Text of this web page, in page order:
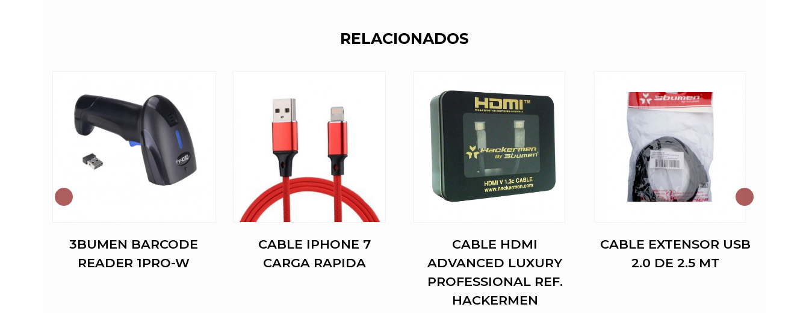
RELACIONADOS
3BUMEN BARCODE
READER 1PRO-W
CABLE IPHONE 7
CARGA RAPIDA
CABLE HDMI
ADVANCED LUXURY
PROFESSIONAL REF.
HACKERMEN
CABLE EXTENSOR USB
2.0 DE 2.5 MT